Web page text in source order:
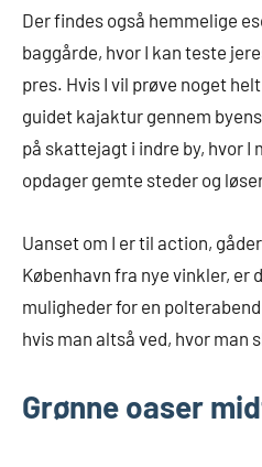
Der findes også hemmelige
baggårde, hvor I kan teste
pres. Hvis I vil prøve noget
guidet kajaktur gennem
på skattejagt i indre by, hvor
opdager gemte steder og
Uanset om I er til action,
København fra nye vinkler, er
muligheder for en
hvis man altså ved, hvor man
Grønne oaser